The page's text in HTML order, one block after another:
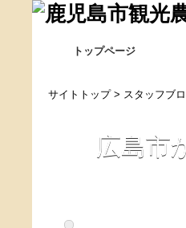
トップページ
サイトトップ> スタッフブ
広島市